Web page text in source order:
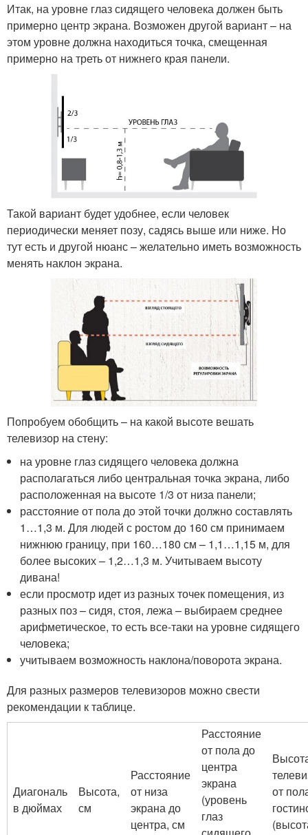
Итак, на уровне глаз сидящего человека должен быть
примерно центр экрана. Возможен другой вариант – на
этом уровне должна находиться точка, смещенная
примерно на треть от нижнего края панели.
Такой вариант будет удобнее, если человек
периодически меняет позу, садясь выше или ниже. Но
тут есть и другой нюанс – желательно иметь возможность
менять наклон экрана.
Попробуем обобщить – на какой высоте вешать
телевизор на стену:
на уровне глаз сидящего человека должна
располагаться либо центральная точка экрана, либо
расположенная на высоте 1/3 от низа панели;
расстояние от пола до этой точки должно составлять
1…1,3 м. Для людей с ростом до 160 см принимаем
нижнюю границу, при 160…180 см – 1,1…1,15 м, для
более высоких – 1,2…1,3 м. Учитываем высоту
дивана!
если просмотр идет из разных точек помещения, из
разных поз – сидя, стоя, лежа – выбираем среднее
арифметическое, то есть все-таки на уровне сидящего
человека;
учитываем возможность наклона/поворота экрана.
Для разных размеров телевизоров можно свести
рекомендации к таблице.
Диагональ
в дюймах
Высота,
см
Расстояние
от низа
экрана до
центра, см
Расстояние
от пола до
центра
экрана
(уровень
глаз
от